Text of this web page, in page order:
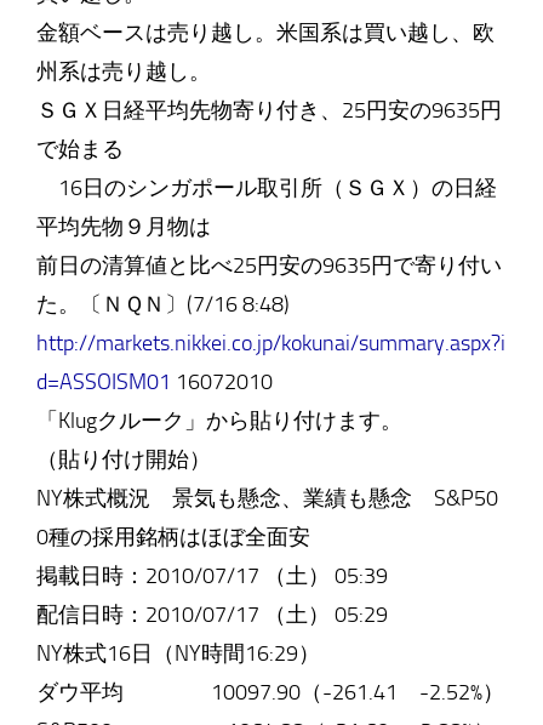
金額ベースは売り越し。米国系は買い越し、欧
州系は売り越し。
ＳＧＸ日経平均先物寄り付き、25円安の9635円
で始まる
16日のシンガポール取引所（ＳＧＸ）の日経
平均先物９月物は
前日の清算値と比べ25円安の9635円で寄り付い
た。〔ＮＱＮ〕(7/16 8:48)
http://markets.nikkei.co.jp/kokunai/summary.aspx?i
d=ASSOISM01 16072010
「Klugクルーク」から貼り付けます。
（貼り付け開始）
NY株式概況 景気も懸念、業績も懸念 S&P50
0種の採用銘柄はほぼ全面安
掲載日時：2010/07/17 （土） 05:39
配信日時：2010/07/17 （土） 05:29
NY株式16日（NY時間16:29）
ダウ平均 10097.90（-261.41 -2.52%）